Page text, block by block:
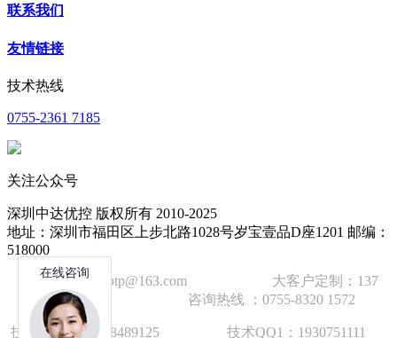
联系我们
友情链接
技术热线
0755-2361 7185
关注公众号
深圳中达优控 版权所有 2010-2025
地址：深圳市福田区上步北路1028号岁宝壹品D座1201 邮编：
518000
技术邮箱：wzbtp@163.com 大客户定制：137
1392 2586 咨询热线 ：0755-8320 1572
技术手机：18928489125 技术QQ1：1930751111